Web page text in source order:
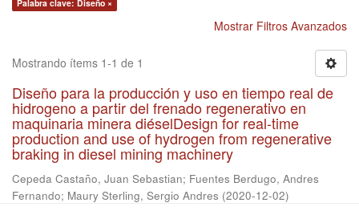
Palabra clave: Diseño ×
Mostrar Filtros Avanzados
Mostrando ítems 1-1 de 1
Diseño para la producción y uso en tiempo real de
hidrogeno a partir del frenado regenerativo en
maquinaria minera diéselDesign for real-time
production and use of hydrogen from regenerative
braking in diesel mining machinery
Cepeda Castaño, Juan Sebastian; Fuentes Berdugo, Andres
Fernando; Maury Sterling, Sergio Andres (2020-12-02)